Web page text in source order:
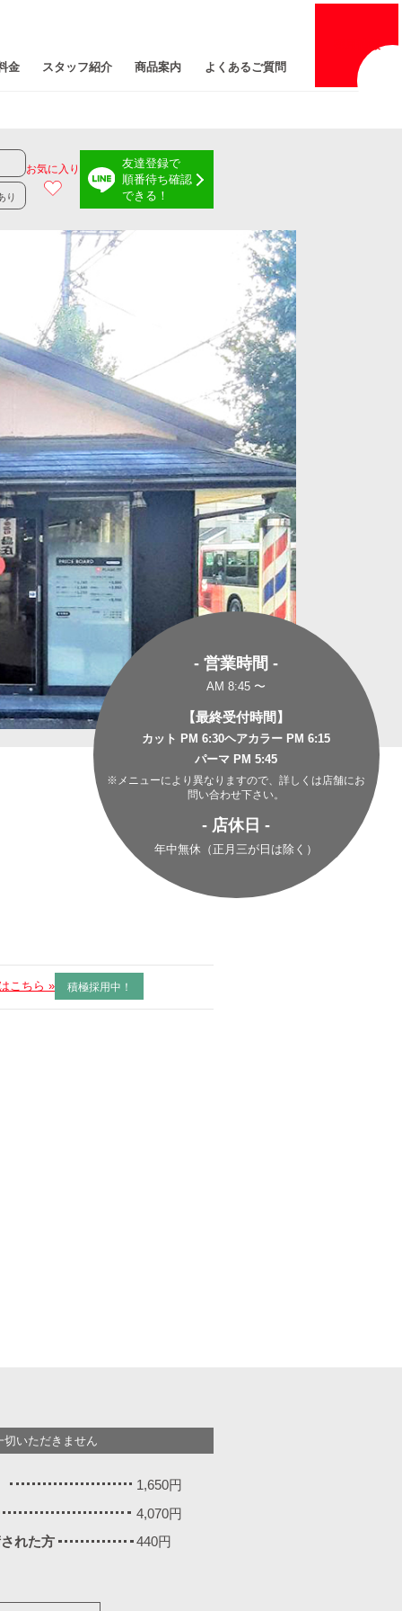
情報
金 スタッフ紹介 商品案内 よくあるご質問
り
お気に入り
友達登録で
順番待ち確認
できる！
- 営業時間 -
AM 8:45 〜
【最終受付時間】
カット PM 6:30ヘアカラー PM 6:15
パーマ PM 5:45
※メニューにより異なりますので、詳しくは店舗にお
問い合わせ下さい。
- 店休日 -
年中無休（正月三が日は除く）
こちら » 積極採用中！
切いただきません
1,650円
4,070円
れた方
440円